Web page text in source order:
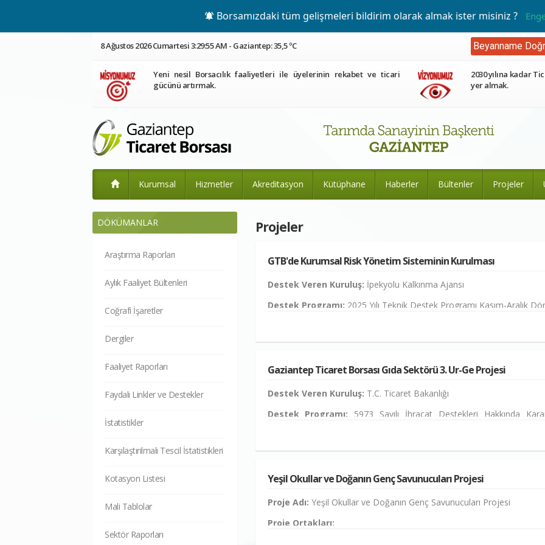
Borsamızdaki tüm gelişmeleri bildirim olarak almak ister misiniz ?
8 Ağustos 2026 Cumartesi 3:29:56 AM - Gaziantep: 35,5 ºC Beyanname
Yeni nesil Borsacılık faaliyetleri ile üyelerinin rekabet ve ticari
gücünü artırmak.
2030 yılına kadar
yer almak.
Kurumsal Hizmetler Akreditasyon Kütüphane Haberler Bültenler Projeler
DÖKÜMANLAR
Araştırma Raporları
Aylık Faaliyet Bültenleri
Coğrafi İşaretler
Dergiler
Faaliyet Raporları
Faydalı Linkler ve Destekler
İstatistikler
Karşılaştırılmalı Tescil İstatistikleri
Kotasyon Listesi
Mali Tablolar
Sektör Raporları
Projeler
GTB'de Kurumsal Risk Yönetim Sisteminin Kurulması
Destek Veren Kuruluş: İpekyolu Kalkınma Ajansı
Destek Programı: 2025 Yılı Teknik Destek Programı Kasım-Aralık
Destek Oranı:%100
Proje Süresi:7 gün
Proje Başlangıç Tarihi:
22.04.2026
Proje Bitiş Tarihi:
21.10.2026
Proje Özeti:
tamamlayacak şekilde ISO 31000 standardına uygun bir Kurumsal Risk
bir teknik destek çalışmasıdır; bu kapsamda 3 ay boyunca toplam
aksiyon planlarının hazırlanması ve sistemin gözden geçirilmesi
Gaziantep Ticaret Borsası Gıda Sektörü 3. Ur-Ge Projesi
Destek Veren Kuruluş: T.C. Ticaret Bakanlığı
Destek Programı: 5973 Sayılı İhracat Destekleri Hakkında
Destek/Sözleşme No:25.UR-GE.043
Proje Başlangıç Tarihi:
22.07.2025
Yeşil Okullar ve Doğanın Genç Savunucuları Projesi
Proje Adı: Yeşil Okullar ve Doğanın Genç Savunucuları Projesi
Proje Ortakları: